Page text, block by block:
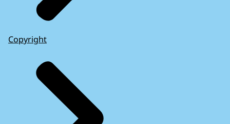
Copyright